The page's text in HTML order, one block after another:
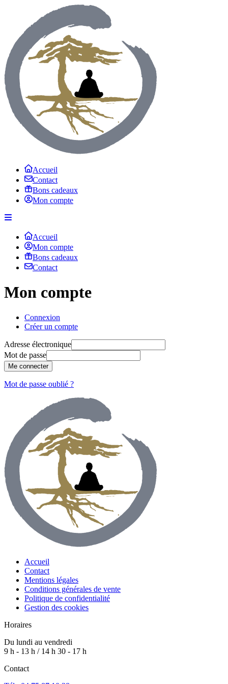
Accueil
Contact
Bons cadeaux
Mon compte
Accueil
Mon compte
Bons cadeaux
Contact
Mon compte
Connexion
Créer un compte
Adresse électronique
Mot de passe
Me connecter
Mot de passe oublié ?
Accueil
Contact
Mentions légales
Conditions générales de vente
Politique de confidentialité
Gestion des cookies
Horaires
Du lundi au vendredi
9 h - 13 h / 14 h 30 - 17 h
Contact